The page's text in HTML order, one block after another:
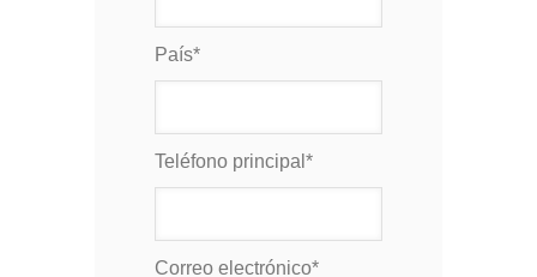
País*
Teléfono principal *
Correo electrónico*